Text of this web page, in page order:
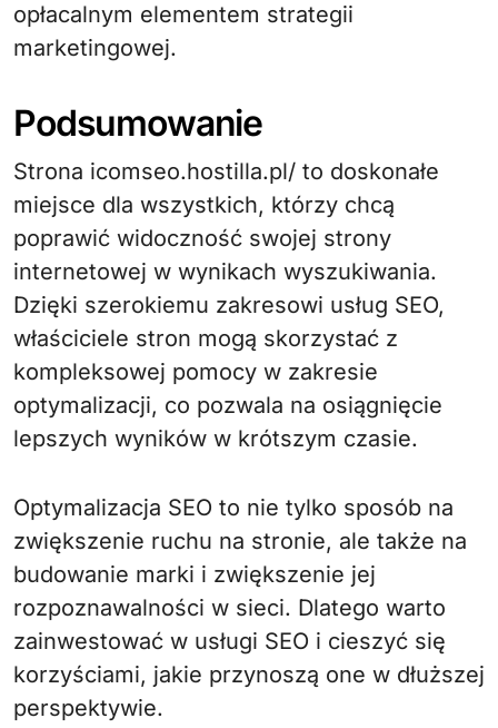
opłacalnym elementem strategii
marketingowej.
Podsumowanie
Strona icomseo.hostilla.pl/ to doskonałe
miejsce dla wszystkich, którzy chcą
poprawić widoczność swojej strony
internetowej w wynikach wyszukiwania.
Dzięki szerokiemu zakresowi usług SEO,
właściciele stron mogą skorzystać z
kompleksowej pomocy w zakresie
optymalizacji, co pozwala na osiągnięcie
lepszych wyników w krótszym czasie.
Optymalizacja SEO to nie tylko sposób na
zwiększenie ruchu na stronie, ale także na
budowanie marki i zwiększenie jej
rozpoznawalności w sieci. Dlatego warto
zainwestować w usługi SEO i cieszyć się
korzyściami, jakie przynoszą one w dłuższej
perspektywie.